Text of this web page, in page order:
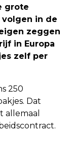
grote
volgen in de
zeggen
in Europa
zelf per
250
Dat
allemaal